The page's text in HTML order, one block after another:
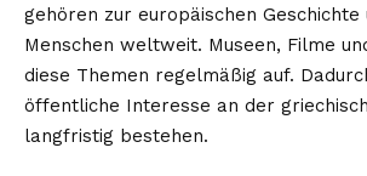
gehören zur europäischen Geschichte
Menschen weltweit. Museen, Filme
diese Themen regelmäßig auf.
öffentliche Interesse an der
langfristig bestehen.